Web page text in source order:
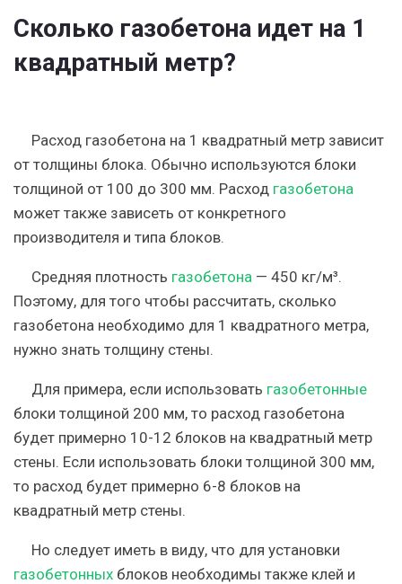
Сколько газобетона идет на 1
квадратный метр?
Расход газобетона на 1 квадратный метр зависит
от толщины блока. Обычно используются блоки
толщиной от 100 до 300 мм. Расход газобетона
может также зависеть от конкретного
производителя и типа блоков.
Средняя плотность газобетона — 450 кг/м³.
Поэтому, для того чтобы рассчитать, сколько
газобетона необходимо для 1 квадратного метра,
нужно знать толщину стены.
Для примера, если использовать газобетонные
блоки толщиной 200 мм, то расход газобетона
будет примерно 10-12 блоков на квадратный метр
стены. Если использовать блоки толщиной 300 мм,
то расход будет примерно 6-8 блоков на
квадратный метр стены.
Но следует иметь в виду, что для установки
газобетонных блоков необходимы также клей и